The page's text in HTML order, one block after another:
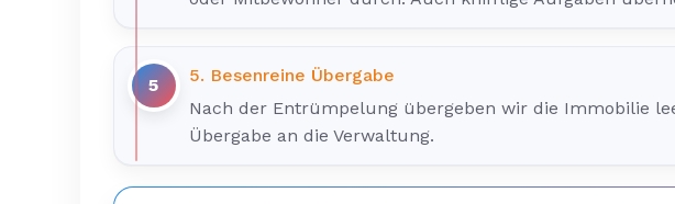
5
5. Besenreine Übergabe
Nach der Entrümpelung übergeben wir die Immobilie
Übergabe an die Verwaltung.